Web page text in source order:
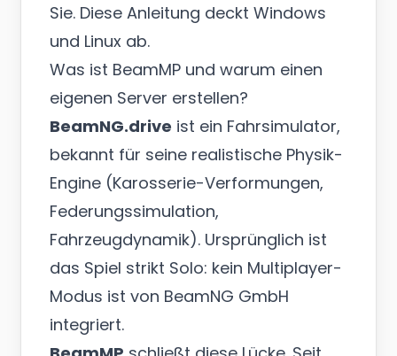
Sie. Diese Anleitung deckt Windows
und Linux ab.
Was ist BeamMP und warum einen
eigenen Server erstellen?
BeamNG.drive ist ein Fahrsimulator,
bekannt für seine realistische Physik-
Engine (Karosserie-Verformungen,
Federungssimulation,
Fahrzeugdynamik). Ursprünglich ist
das Spiel strikt Solo: kein Multiplayer-
Modus ist von BeamNG GmbH
integriert.